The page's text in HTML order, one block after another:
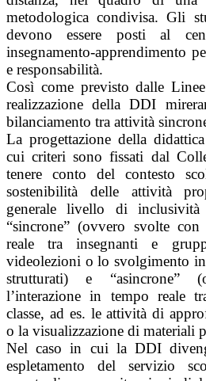
metodologica condivisa. Gli
devono essere posti al
insegnamento-apprendimento
e responsabilità.
Così come previsto dalle
realizzazione della DDI
bilanciamento tra attività
La progettazione della
cui criteri sono fissati dal
tenere conto del contesto
sostenibilità delle attività
generale livello di
“sincrone” (ovvero svolte
reale tra insegnanti e
videolezioni o lo svolgimento
strutturati) e “asincrone”
l’interazione in tempo reale
classe, ad es. le attività di
o la visualizzazione di materiali
Nel caso in cui la DDI
espletamento del servizio